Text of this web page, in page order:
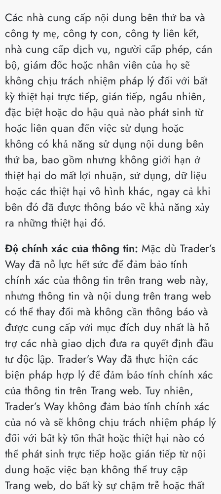
Các nhà cung cấp nội dung bên thứ ba và
công ty mẹ, công ty con, công ty liên kết,
nhà cung cấp dịch vụ, người cấp phép, cán
bộ, giám đốc hoặc nhân viên của họ sẽ
không chịu trách nhiệm pháp lý đối với bất
kỳ thiệt hại trực tiếp, gián tiếp, ngẫu nhiên,
đặc biệt hoặc do hậu quả nào phát sinh từ
hoặc liên quan đến việc sử dụng hoặc
không có khả năng sử dụng nội dung bên
thứ ba, bao gồm nhưng không giới hạn ở
thiệt hại do mất lợi nhuận, sử dụng, dữ liệu
hoặc các thiệt hại vô hình khác, ngay cả khi
bên đó đã được thông báo về khả năng xảy
ra những thiệt hại đó.
Độ chính xác của thông tin: Mặc dù Trader’s
Way đã nỗ lực hết sức để đảm bảo tính
chính xác của thông tin trên trang web này,
nhưng thông tin và nội dung trên trang web
có thể thay đổi mà không cần thông báo và
được cung cấp với mục đích duy nhất là hỗ
trợ các nhà giao dịch đưa ra quyết định đầu
tư độc lập. Trader’s Way đã thực hiện các
biện pháp hợp lý để đảm bảo tính chính xác
của thông tin trên Trang web. Tuy nhiên,
Trader’s Way không đảm bảo tính chính xác
của nó và sẽ không chịu trách nhiệm pháp lý
đối với bất kỳ tổn thất hoặc thiệt hại nào có
thể phát sinh trực tiếp hoặc gián tiếp từ nội
dung hoặc việc bạn không thể truy cập
Trang web, do bất kỳ sự chậm trễ hoặc thất